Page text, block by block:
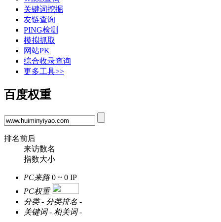
关键词挖掘
友链查询
PING检测
模拟抓取
网站PK
综合收录查询
更多工具>>
百度权重
排名前后
来访数名
指数大小
PC来路 0 ~ 0 IP
PC权重
分类 - 分类排名 -
关键词 - 相关词 -